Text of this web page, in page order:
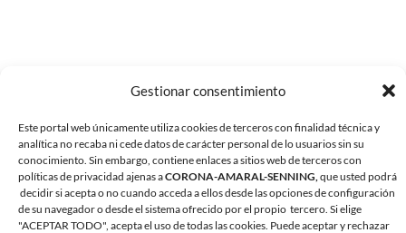
Gestionar consentimiento
Este portal web únicamente utiliza cookies de terceros con finalidad técnica y
analítica no recaba ni cede datos de carácter personal de lo usuarios sin su
conocimiento. Sin embargo, contiene enlaces a sitios web de terceros con
políticas de privacidad ajenas aCORONA-AMARAL-SENNING,que usted podrá
decidir si acepta o no cuando acceda a ellos desde las opciones de configuración
de su navegador o desde el sistema ofrecido por el propio tercero. Si elige
"ACEPTAR TODO", acepta el uso de todas las cookies. Puede aceptar y rechazar